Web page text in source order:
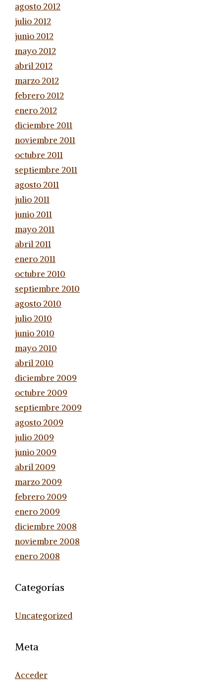
agosto 2012
julio 2012
junio 2012
mayo 2012
abril 2012
marzo 2012
febrero 2012
enero 2012
diciembre 2011
noviembre 2011
octubre 2011
septiembre 2011
agosto 2011
julio 2011
junio 2011
mayo 2011
abril 2011
enero 2011
octubre 2010
septiembre 2010
agosto 2010
julio 2010
junio 2010
mayo 2010
abril 2010
diciembre 2009
octubre 2009
septiembre 2009
agosto 2009
julio 2009
junio 2009
abril 2009
marzo 2009
febrero 2009
enero 2009
diciembre 2008
noviembre 2008
enero 2008
Categorías
Uncategorized
Meta
Acceder